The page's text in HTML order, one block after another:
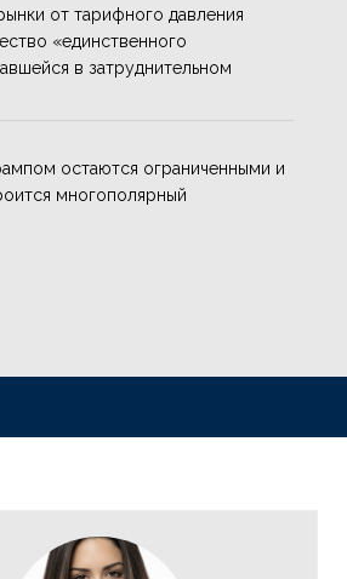
от тарифного давления
«единственного
в затруднительном
остаются ограниченными и
многополярный